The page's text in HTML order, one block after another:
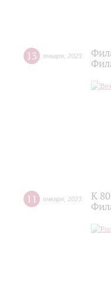
13 января 2023
11 января 2023
К